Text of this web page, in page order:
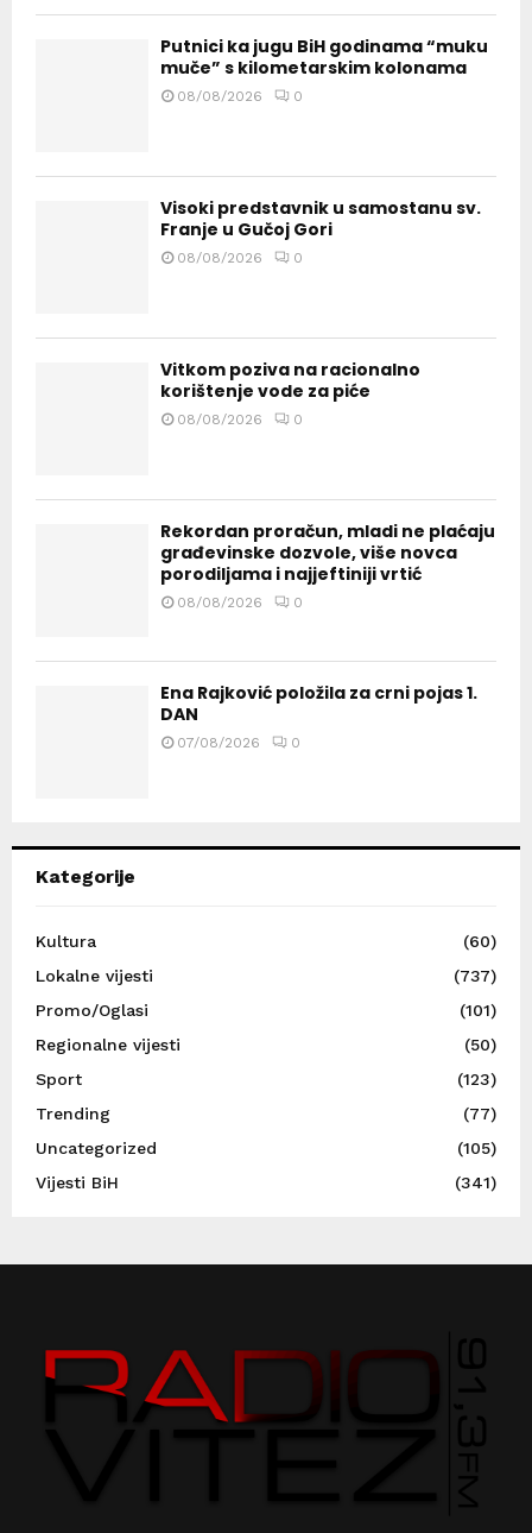
Putnici ka jugu BiH godinama “muku
muče” s kilometarskim kolonama
08/08/2026 0
Visoki predstavnik u samostanu sv.
Franje u Gučoj Gori
08/08/2026 0
Vitkom poziva na racionalno
korištenje vode za piće
08/08/2026 0
Rekordan proračun, mladi ne plaćaju
građevinske dozvole, više novca
porodiljama i najjeftiniji vrtić
08/08/2026 0
Ena Rajković položila za crni pojas 1.
DAN
07/08/2026 0
Kategorije
Kultura
(60)
Lokalne vijesti
(737)
Promo/Oglasi
(101)
Regionalne vijesti
(50)
Sport
(123)
Trending
(77)
Uncategorized
(105)
Vijesti BiH
(341)